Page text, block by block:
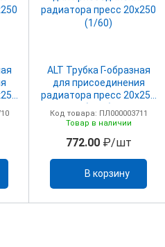
ALT Трубка Г-образная
для присоединения
радиатора пресс 20х250
Код товара: ПЛ000003711
Товар в наличии
772.00₽/шт
В корзину